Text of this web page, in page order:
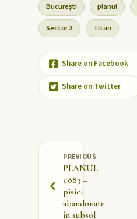
București planul
Sector 3 Titan
Share on Facebook
Share on Twitter
PREVIOUS
PLANUL
#883 –
pisici
abandonate
în subsol